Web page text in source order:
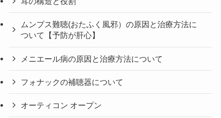
ムンプス難聴(おたふく風邪）の原因と治療方法に
ついて【予防が肝心】
メニエール病の原因と治療方法について
フォナックの補聴器について
オーティコン オープン